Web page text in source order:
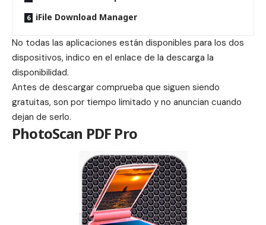
iFile Download Manager
No todas las aplicaciones están disponibles para los dos
dispositivos, indico en el enlace de la descarga la
disponibilidad.
Antes de descargar comprueba que siguen siendo
gratuitas, son por tiempo limitado y no anuncian cuando
dejan de serlo.
PhotoScan PDF Pro